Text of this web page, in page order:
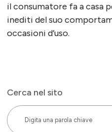
Cerca nel sito
il consumatore fa a casa
inediti del suo
occasioni d’uso.